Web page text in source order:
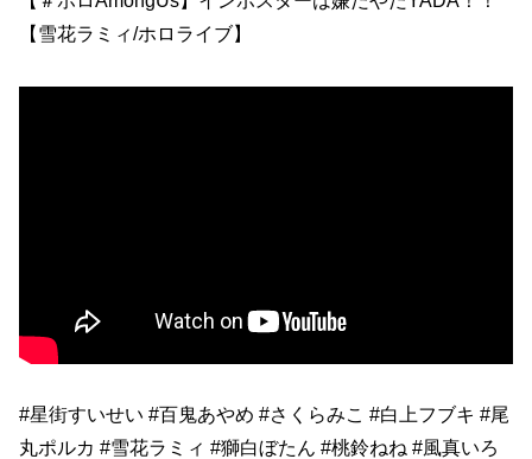
【雪花ラミィ/ホロライブ】
#星街すいせい #百鬼あやめ #さくらみこ #白上フブキ #尾
丸ポルカ #雪花ラミィ #獅白ぼたん #桃鈴ねね #風真いろ